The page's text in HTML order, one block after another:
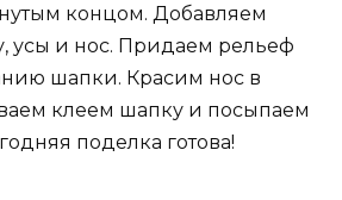
концом. Добавляем
усы и нос. Придаем рельеф
шапки. Красим нос в
клеем шапку и посыпаем
поделка готова!